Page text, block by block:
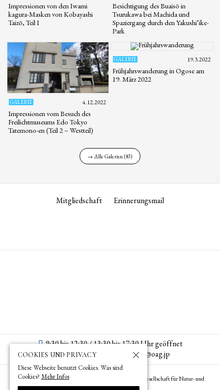
Impressionen von den Iwami
kagura-Masken von Kobayashi
Taizō, Teil I
Besichtigung des Buaisō in
Tsurukawa bei Machida und
Spaziergang durch den Yakushi’ike-
Park
GALERIE 4.12.2022
Impressionen vom Besuch des
Freilichtmuseums Edo Tokyo
Tatemono-en (Teil 2 – Westteil)
GALERIE 19.3.2022
Frühjahrswanderung in Ogose am
19. März 2022
→ Alle Galerien (83)
Mitgliedschaft Erinnerungsmail
9:30 bis 12:30 / 13:30 bis 17:30 Uhr geöffnet
+813 3582 7743
tokyo­@­oag­.­jp
© 1873 (明治6年) – 2026 (
) by OAG – Deutsche Gesellschaft für Natur- und
Völkerkunde Ostasiens (Tokyo)
COOKIES UND PRIVACY
Diese Webseite benutzt Cookies. Was sind
Cookies? Mehr Infos